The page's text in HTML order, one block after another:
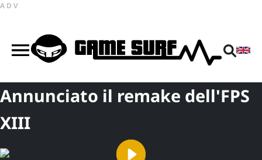
ADV
Annunciato il remake dell'FPS
XIII